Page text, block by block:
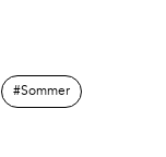
Sommer